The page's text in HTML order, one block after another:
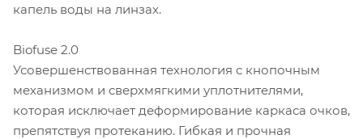
капель воды на линзах.
Biofuse 2.0
Усовершенствованная технология с кнопочным
механизмом и сверхмягкими уплотнителями,
которая исключает деформирование каркаса очков,
препятствуя протеканию. Гибкая и прочная